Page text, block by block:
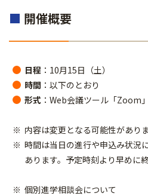
■ 開催概要
日程 ：10月15日（土）
時間 ：以下のとおり
形式 ：Web会議ツール「Zoom
内容は変更となる可能性があり
時間は当日の進行や申込み状況
あります。予定時刻より早めに
個別進学相談会について